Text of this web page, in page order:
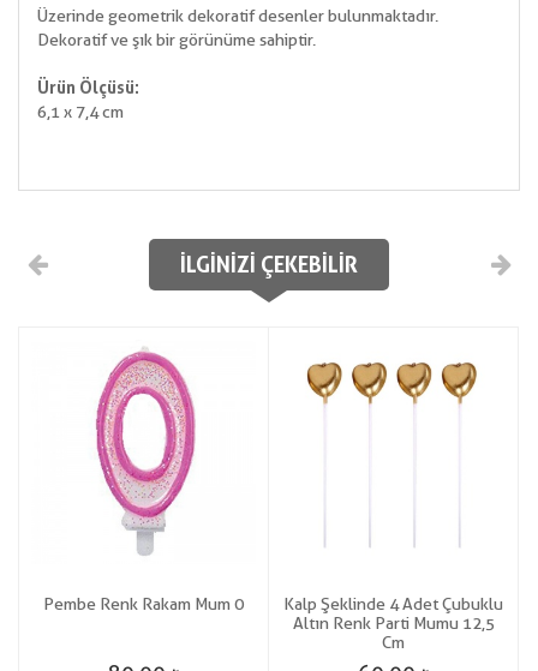
Üzerinde geometrik dekoratif desenler bulunmaktadır.
Dekoratif ve şık bir görünüme sahiptir.
Ürün Ölçüsü:
6,1 x 7,4 cm
İLGINIZI ÇEKEBILIR
Pembe Renk Rakam Mum 0
Kalp Şeklinde 4 Adet Çubuklu
Altın Renk Parti Mumu 12,5
Cm